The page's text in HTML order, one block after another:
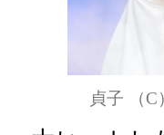
貞子 （C